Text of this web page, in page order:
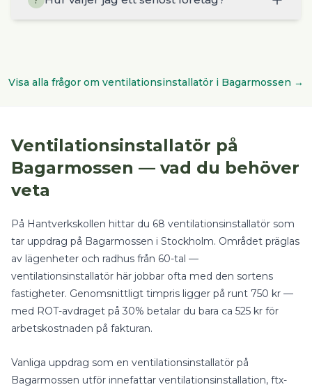
Visa alla frågor om ventilationsinstallatör i Bagarmossen →
Ventilationsinstallatör på
Bagarmossen — vad du behöver
veta
På Hantverkskollen hittar du 68 ventilationsinstallatör som
tar uppdrag på Bagarmossen i Stockholm. Området präglas
av lägenheter och radhus från 60-tal —
ventilationsinstallatör här jobbar ofta med den sortens
fastigheter. Genomsnittligt timpris ligger på runt 750 kr —
med ROT-avdraget på 30% betalar du bara ca 525 kr för
arbetskostnaden på fakturan.
Vanliga uppdrag som en ventilationsinstallatör på
Bagarmossen utför innefattar ventilationsinstallation, ftx-